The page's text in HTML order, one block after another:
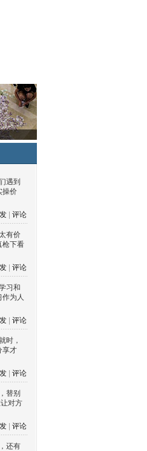
遇到
操价
评论
有价
枪下看
评论
习和
为人
评论
时，
享才
评论
替别
对方
评论
还有